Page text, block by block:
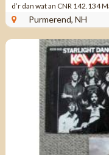
d’r dan wat an CNR 142.134
Purmerend, NH